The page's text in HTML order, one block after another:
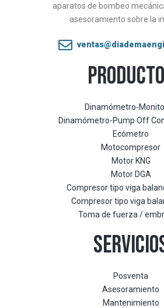
aparatos de bombeo
asesoramiento sobre la
Dinamómetro-
Dinamómetro-Pump Off
Ecómetro
Motocompresor
Motor KNG
Motor DGA
Compresor tipo viga
Compresor tipo viga
Toma de fuerza /
Posventa
Asesoramiento
Mantenimiento